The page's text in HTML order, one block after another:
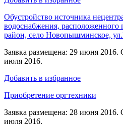
Обустройство источника
водоснабжения, расположенного
район, село Новопышминское,
Заявка размещена: 29 июня 2016.
июля 2016.
Добавить в избранное
Приобретение оргтехники
Заявка размещена: 28 июня 2016.
июля 2016.